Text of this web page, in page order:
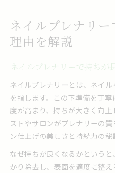
セルフ派が知るべきネイ
自宅でできるネイ
ネイルプレパ マシン
時短で叶えるネイル
ジェリーネイルに
仕上がり長持ちの秘訣は
ネイル持ちを劇的に
サンディングの角度
ネイル油分除去で持
プレパ工程で失敗し
ネイルプレナリー
理由を解説
ネイルプレナリーで持ちが
ネイルプレナリーとは、ネイ
を指します。この下準備を丁
度が高まり、持ちが大きく向
ストやサロンがプレナリーの
ン仕上げの美しさと持続力の秘
なぜ持ちが良くなるかという
かり除去し、表面を適度に整